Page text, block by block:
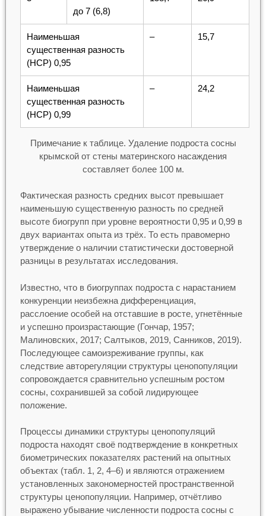
до 7 (6,8)
Наименьшая
существенная разность
(НСР) 0,95
– 15,7
Наименьшая
существенная разность
(НСР) 0,99
– 24,2
Примечание к таблице. Удаление подроста сосны
крымской от стены материнского насаждения
составляет более 100 м.
Фактическая разность средних высот превышает
наименьшую существенную разность по средней
высоте биогрупп при уровне вероятности 0,95 и 0,99 в
двух вариантах опыта из трёх. То есть правомерно
утверждение о наличии статистически достоверной
разницы в результатах исследования.
Известно, что в биогруппах подроста с нарастанием
конкуренции неизбежна дифференциация,
расслоение особей на отставшие в росте, угнетённые
и успешно произрастающие (Гончар, 1957;
Малиновских, 2017; Салтыков, 2019, Санников, 2019).
Последующее самоизреживание группы, как
следствие авторегуляции структуры ценопопуляции
сопровождается сравнительно успешным ростом
сосны, сохранившей за собой лидирующее
положение.
Процессы динамики структуры ценопопуляций
подроста находят своё подтверждение в конкретных
биометрических показателях растений на опытных
объектах (табл. 1, 2, 4–6) и являются отражением
установленных закономерностей пространственной
структуры ценопопуляции. Например, отчётливо
выражено убывание численности подроста сосны с